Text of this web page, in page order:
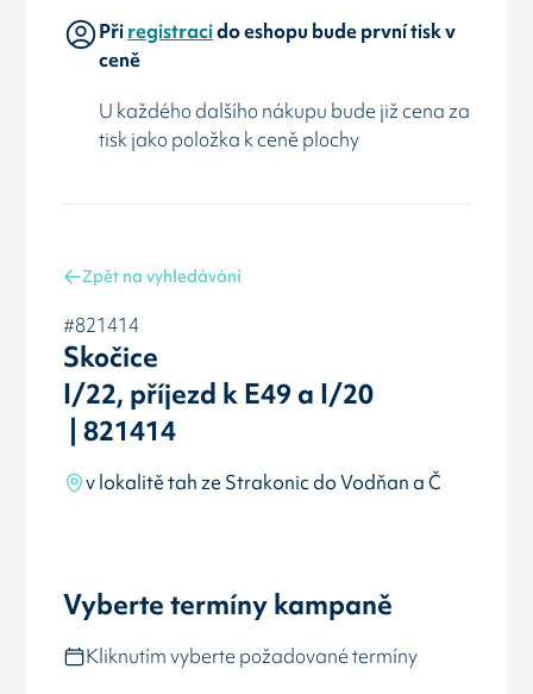
Přiregistracido eshopu bude první tisk v
ceně
U každého dalšího nákupu bude již cena za
tisk jako položka k ceně plochy
Zpět na vyhledávání
#821414
Skočice
I/22, příjezd k E49 a I/20
| 821414
v lokalitě tah ze Strakonic do Vodňan a Č
Vyberte termíny kampaně
Kliknutím vyberte požadované termíny